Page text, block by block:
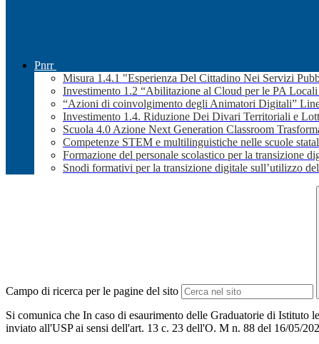
Pnrr
Misura 1.4.1 "Esperienza Del Cittadino Nei Servizi
Investimento 1.2 “Abilitazione al Cloud per le PA
“Azioni di coinvolgimento degli Animatori Digitali”
Investimento 1.4. Riduzione Dei Divari Territoriali e
Scuola 4.0 Azione Next Generation Classroom
Competenze STEM e multilinguistiche nelle scuole
Formazione del personale scolastico per la transizione
Snodi formativi per la transizione digitale sull’utilizzo
Campo di ricerca per le pagine del sito
Si comunica che In caso di esaurimento delle Graduatorie di
inviato all'USP ai sensi dell'art. 13 c. 23 dell'O. M n. 88 del 16/05/